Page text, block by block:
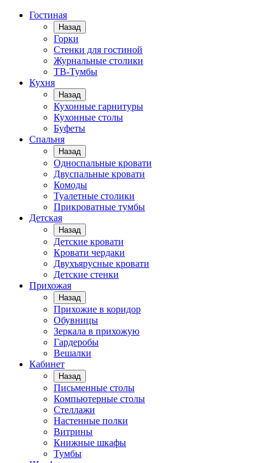
Гостиная
Назад
Горки
Стенки для гостиной
Журнальные столики
TВ-Тумбы
Кухня
Назад
Кухонные гарнитуры
Кухонные столы
Буфеты
Спальня
Назад
Односпальные кровати
Двуспальные кровати
Комоды
Туалетные столики
Прикроватные тумбы
Детская
Назад
Детские кровати
Кровати чердаки
Двухъярусные кровати
Детские стенки
Прихожая
Назад
Прихожие в коридор
Обувницы
Зеркала в прихожую
Гардеробы
Вешалки
Кабинет
Назад
Письменные столы
Компьютерные столы
Стеллажи
Настенные полки
Витрины
Книжные шкафы
Тумбы